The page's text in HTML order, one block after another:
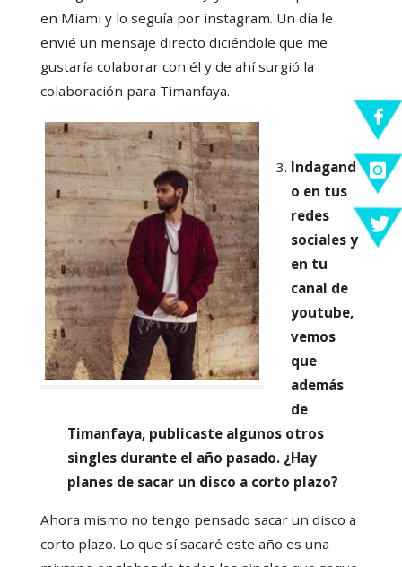
en Miami y lo seguía por instagram. Un día le
envié un mensaje directo diciéndole que me
gustaría colaborar con él y de ahí surgió la
colaboración para Timanfaya.
Indagand
o en tus
redes
sociales y
en tu
canal de
youtube,
vemos
que
además
de
Timanfaya, publicaste algunos otros
singles durante el año pasado. ¿Hay
planes de sacar un disco a corto plazo?
Ahora mismo no tengo pensado sacar un disco a
corto plazo. Lo que sí sacaré este año es una